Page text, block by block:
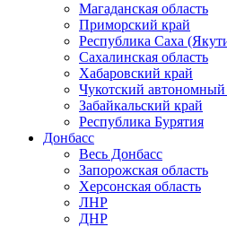
Магаданская область
Приморский край
Республика Саха
Сахалинская область
Хабаровский край
Чукотский автономный
Забайкальский край
Республика Бурятия
Донбасс
Весь Донбасс
Запорожская область
Херсонская область
ЛНР
ДНР